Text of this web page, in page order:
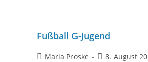
Fußball G-Jugend
Maria Proske 8. August